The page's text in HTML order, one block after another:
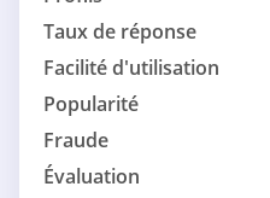
Taux de réponse
Facilité d'utilisation
Popularité
Fraude
Évaluation